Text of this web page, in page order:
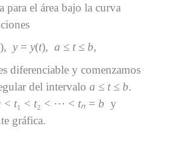
el área bajo la curva
), y= y(t), a ≤ t≤ b,
diferenciable y comenzamos
del intervalo a ≤ t≤ b.
< t₁ < t₂ < ⋯ < tₙ = b y
gráfica.